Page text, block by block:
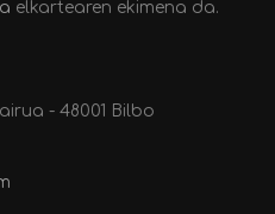
elkartearen ekimena da.
- 48001 Bilbo